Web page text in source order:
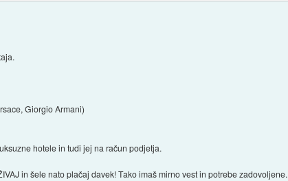
Giorgio Armani)
hotele in tudi jej na račun podjetja.
in šele nato plačaj davek! Tako imaš mirno vest in potrebe zadovoljene.